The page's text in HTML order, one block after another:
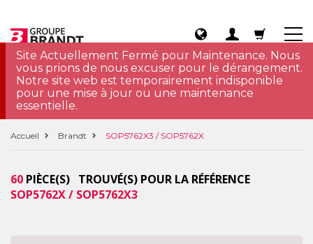
Site Actuellement Fermé pour Maintenance. Nous
vous prions de nous excuser pour le dérangement.
Notre site web est temporairement indisponible
pour une mise à jour ou une maintenance
essentielle.
Accueil Brandt SOP5762X3 / SOP5762X
60 PIÈCE(S) TROUVÉ(S) POUR LA RÉFÉRENCE
SOP5762X / SOP5762X3